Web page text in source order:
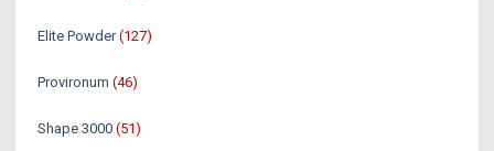
Elite Powder (127)
Provironum (46)
Shape 3000 (51)